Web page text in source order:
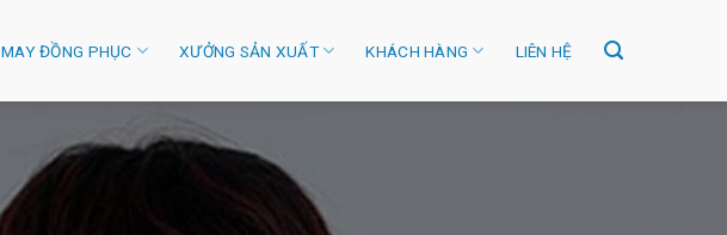
MAY ĐỒNG PHỤC XƯỞNG SẢN XUẤT KHÁCH HÀNG LIÊN HỆ